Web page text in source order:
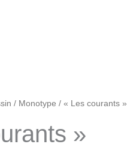
/ Monotype / « Les courants »
»